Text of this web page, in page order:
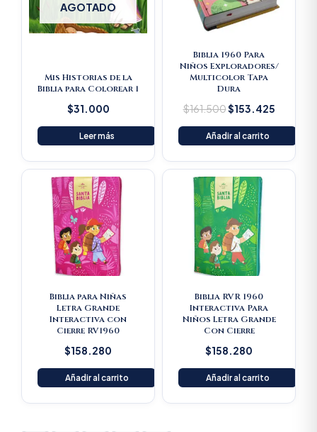
AGOTADO
Mis Historias de la
Biblia para Colorear 1
$31.000
Leer más
Biblia 1960 Para
Niños Exploradores/
Multicolor Tapa
Dura
$161.500$153.425
Añadir al carrito
Biblia para Niñas
Letra Grande
Interactiva con
Cierre RV1960
$158.280
Añadir al carrito
Biblia RVR 1960
Interactiva Para
Niños Letra Grande
Con Cierre
$158.280
Añadir al carrito